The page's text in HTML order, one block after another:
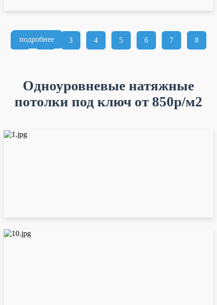
1 2 3 4 5 6 7 8
подробнее
Одноуровневые натяжные
потолки под ключ от 850р/м2